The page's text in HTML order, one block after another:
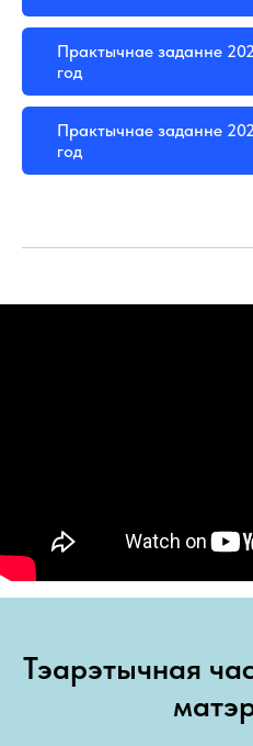
Практычнае заданне
год
Практычнае заданне
год
Тэарэтычная